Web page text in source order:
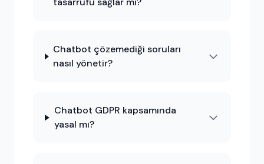
Chatbot çözemediği soruları
nasıl yönetir?
Chatbot GDPR kapsamında
yasal mı?